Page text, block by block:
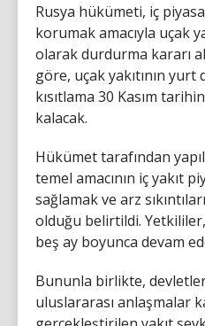
Rusya hükümeti, iç
korumak amacıyla uçak
olarak durdurma kararı
göre, uçak yakıtının yurt
kısıtlama 30 Kasım
kalacak.
Hükümet tarafından
temel amacının iç yakıt
sağlamak ve arz
olduğu belirtildi.
beş ay boyunca devam
Bununla birlikte,
uluslararası anlaşmalar